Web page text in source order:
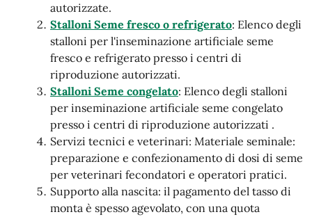
autorizzate.
Stalloni Seme fresco o refrigerato: Elenco degli
stalloni per l'inseminazione artificiale seme
fresco e refrigerato presso i centri di
riproduzione autorizzati.
Stalloni Seme congelato: Elenco degli stalloni
per inseminazione artificiale seme congelato
presso i centri di riproduzione autorizzati .
Servizi tecnici e veterinari: Materiale seminale:
preparazione e confezionamento di dosi di seme
per veterinari fecondatori e operatori pratici.
Supporto alla nascita: il pagamento del tasso di
monta è spesso agevolato, con una quota